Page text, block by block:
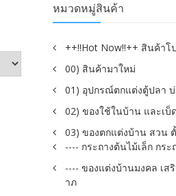
หมวดหมู่สินค้า
++!!Hot Now!!++ สินค้า
00) สินค้ามาใหม่
01) อุปกรณ์ตกแต่งตู้ปลา
02) ของใช้ในบ้าน และเบ็
03) ของตกแต่งบ้าน สวน
---- กระถางต้นไม้เล็ก กร
---- ของแต่งบ้านมงคล เส
าภ